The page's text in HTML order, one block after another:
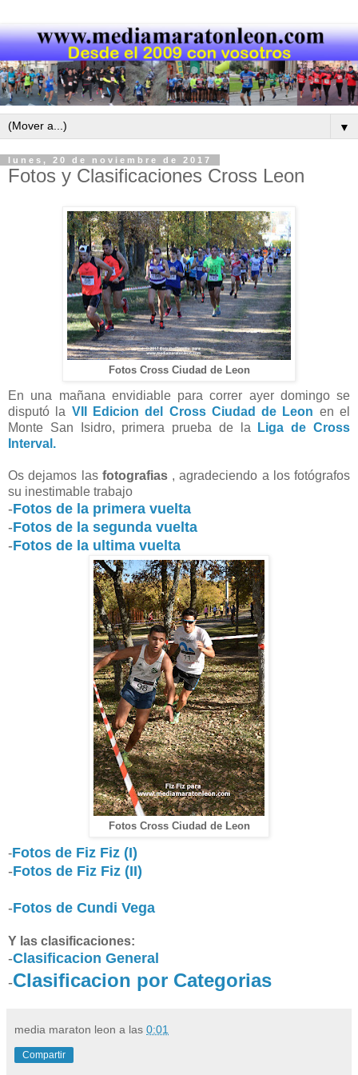
▼
lunes, 20 de noviembre de 2017
Fotos y Clasificaciones Cross Leon
Fotos Cross Ciudad de Leon
En una mañana envidiable para correr ayer domingo se
disputó la VII Edicion del Cross Ciudad de Leon en el
Monte San Isidro, primera prueba de la
Liga de Cross
Interval.
Os dejamos las fotografias, agradeciendo a los fotógrafos
su inestimable trabajo
-Fotos de la primera vuelta
-Fotos de la segunda vuelta
-Fotos de la ultima vuelta
Fotos Cross Ciudad de Leon
-Fotos de Fiz Fiz (I)
-Fotos de Fiz Fiz (II)
-Fotos de Cundi Vega
Y las clasificaciones:
-Clasificacion General
-Clasificacion por Categorias
media maraton leon a las 0:01
Compartir